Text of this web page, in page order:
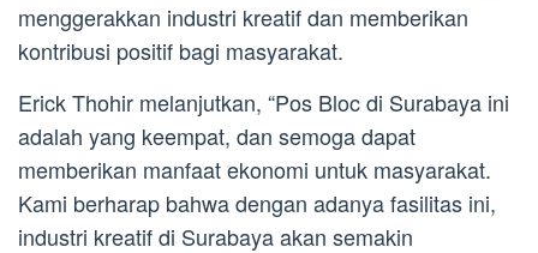
menggerakkan industri kreatif dan memberikan
kontribusi positif bagi masyarakat.
Erick Thohir melanjutkan, “Pos Bloc di Surabaya ini
adalah yang keempat, dan semoga dapat
memberikan manfaat ekonomi untuk masyarakat.
Kami berharap bahwa dengan adanya fasilitas ini,
industri kreatif di Surabaya akan semakin